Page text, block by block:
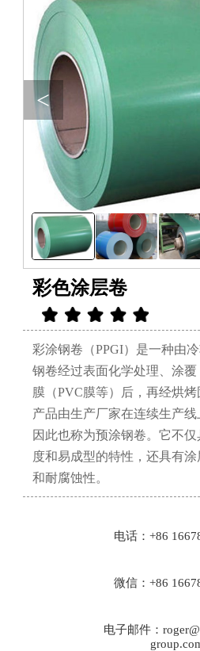
<
彩色涂层卷
彩涂钢卷（PPGI）是一种由
钢卷经过表面化学处理、涂
膜（PVC膜等）后，再经烘
产品由生产厂家在连续生产线
因此也称为预涂钢卷。它不
度和易成型的特性，还具有
和耐腐蚀性。
电话：+86
微信：+86
电子邮件：